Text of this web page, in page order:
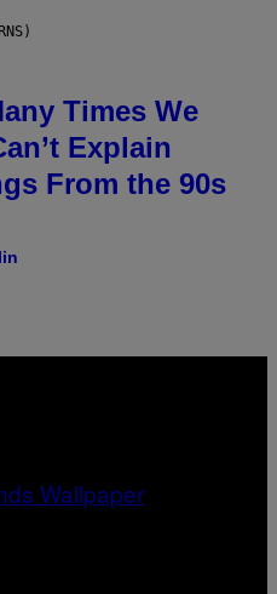
Times We
Explain
From the 90s